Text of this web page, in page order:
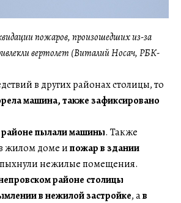
пожаров, произошедших из-за
вертолет (Виталий Носач, РБК-
в других районах столицы, то
машина, также зафиксировано
пылали машины. Также
жилом доме ипожар в здании
нежилые помещения.
районе столицы
в нежилой застройке, ав